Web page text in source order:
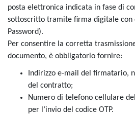
posta elettronica indicata in fase di
sottoscritto tramite firma digitale con
Password).
Per consentire la corretta
documento, è obbligatorio fornire:
Indirizzo e-mail del firmatario,
del contratto;
Numero di telefono cellulare
per l’invio del codice OTP.